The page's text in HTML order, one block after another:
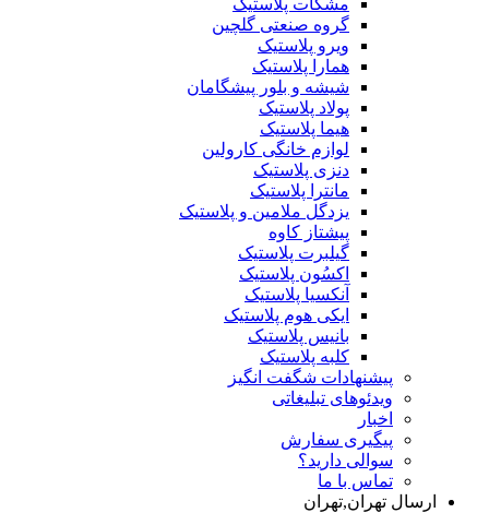
مشکات پلاستیک
گروه صنعتی گلچین
ویرو پلاستیک
همارا پلاستیک
شیشه و بلور پیشگامان
پولاد پلاستیک
هیما پلاستیک
لوازم خانگی کارولین
دنزی پلاستیک
مانترا پلاستیک
یزدگل ملامین و پلاستیک
پیشتاز کاوه
گیلبرت پلاستیک
اکسُون پلاستیک
آنکسیا پلاستیک
ایکی هوم پلاستیک
بانیس پلاستیک
کلبه پلاستیک
پیشنهادات شگفت انگیز
ویدئوهای تبلیغاتی
اخبار
پیگیری سفارش
سوالی دارید؟
تماس با ما
ارسال تهران,تهران